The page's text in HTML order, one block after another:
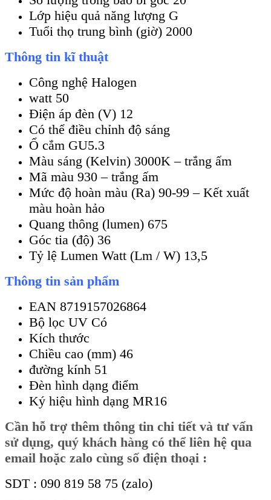
Lớp hiệu quả năng lượng G
Tuổi thọ trung bình (giờ) 2000
Thông tin kĩ thuật
Công nghệ Halogen
watt 50
Điện áp đèn (V) 12
Có thể điều chỉnh độ sáng
Ổ cắm GU5.3
Màu sáng (Kelvin) 3000K – trắng ấm
Mã màu 930 – trắng ấm
Mức độ hoàn màu (Ra) 90-99 – Kết xuất
màu hoàn hảo
Quang thông (lumen) 675
Góc tia (độ) 36
Tỷ lệ Lumen Watt (Lm / W) 13,5
Thông tin sản phẩm
EAN 8719157026864
Bộ lọc UV Có
Kích thước
Chiều cao (mm) 46
đường kính 51
Đèn hình dạng điểm
Ký hiệu hình dạng MR16
Cần hỗ trợ thêm thông tin chi tiết và tư vấn
sử dụng, quý khách hàng có thể liên hệ qua
email hoặc zalo cùng số điện thoại :
SDT : 090 819 58 75 (zalo)